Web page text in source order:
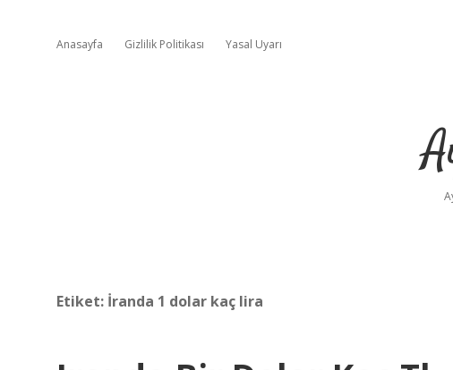
Anasayfa Gizlilik Politikası Yasal Uyarı
Etiket: İranda 1 dolar kaç lira